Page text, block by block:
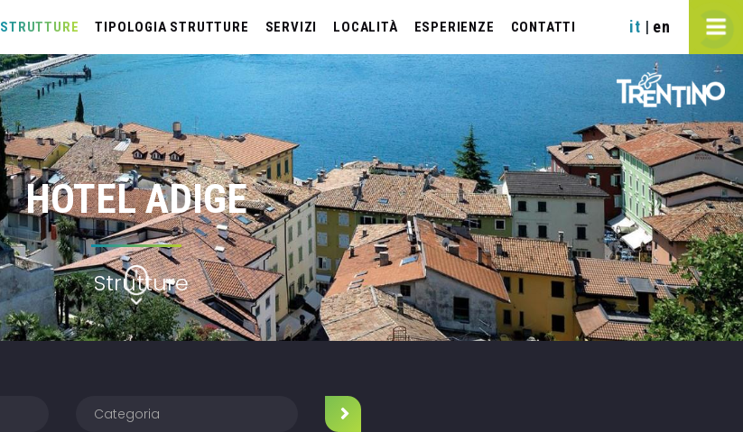
it en
STRUTTURE TIPOLOGIA STRUTTURE SERVIZI LOCALITÀ ESPERIENZE CONTATTI
HOTEL ADIGE
Strutture